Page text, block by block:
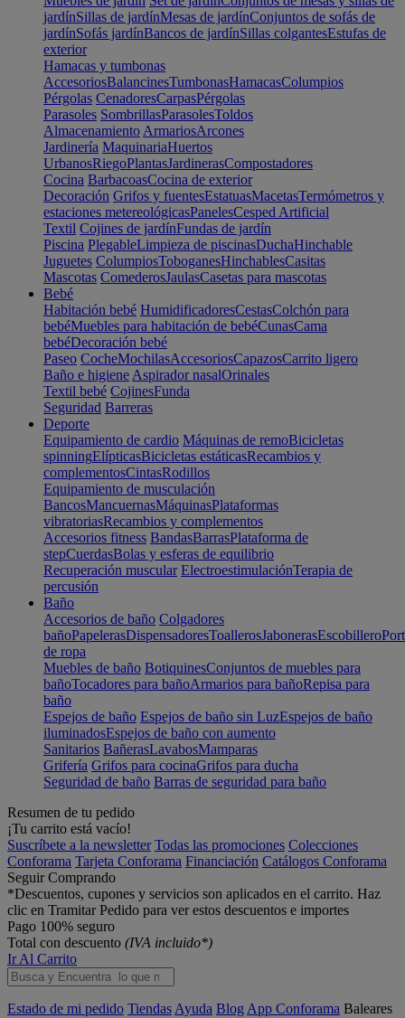
jardínSillas de jardínMesas de jardínConjuntos de sofás de
jardínSofás jardínBancos de jardínSillas colgantesEstufas de
exterior
Hamacas y tumbonas
AccesoriosBalancinesTumbonasHamacasColumpios
Pérgolas CenadoresCarpasPérgolas
Parasoles SombrillasParasolesToldos
Almacenamiento ArmariosArcones
Jardinería MaquinariaHuertos
UrbanosRiegoPlantasJardinerasCompostadores
Cocina BarbacoasCocina de exterior
Decoración Grifos y fuentesEstatuasMacetasTermómetros y
estaciones metereológicasPanelesCesped Artificial
Textil Cojines de jardínFundas de jardín
Piscina PlegableLimpieza de piscinasDuchaHinchable
Juguetes ColumpiosToboganesHinchablesCasitas
Mascotas ComederosJaulasCasetas para mascotas
Bebé
Habitación bebé HumidificadoresCestasColchón para
bebéMuebles para habitación de bebéCunasCama
bebéDecoración bebé
Paseo CocheMochilasAccesoriosCapazosCarrito ligero
Baño e higiene Aspirador nasalOrinales
Textil bebé CojinesFunda
Seguridad Barreras
Deporte
Equipamiento de cardio Máquinas de remoBicicletas
spinningElípticasBicicletas estáticasRecambios y
complementosCintasRodillos
Equipamiento de musculación
BancosMancuernasMáquinasPlataformas
vibratoriasRecambios y complementos
Accesorios fitness BandasBarrasPlataforma de
stepCuerdasBolas y esferas de equilibrio
Recuperación muscular ElectroestimulaciónTerapia de
percusión
Baño
Accesorios de baño Colgadores
bañoPapelerasDispensadoresToallerosJabonerasEscobillero
de ropa
Muebles de baño BotiquinesConjuntos de muebles para
bañoTocadores para bañoArmarios para bañoRepisa para
baño
Espejos de baño Espejos de baño sin LuzEspejos de baño
iluminadosEspejos de baño con aumento
Sanitarios BañerasLavabosMamparas
Grifería Grifos para cocinaGrifos para ducha
Seguridad de baño Barras de seguridad para baño
Resumen de tu pedido
¡Tu carrito está vacío!
Suscríbete a la newsletter Todas las promociones Colecciones
Conforama Tarjeta Conforama Financiación Catálogos Conforama
Seguir Comprando
*Descuentos, cupones y servicios son aplicados en el carrito. Haz
clic en Tramitar Pedido para ver estos descuentos e importes
Pago 100% seguro
Total con descuento (IVA incluido*)
Ir Al Carrito
Estado de mi pedido Tiendas Ayuda Blog App Conforama Baleares